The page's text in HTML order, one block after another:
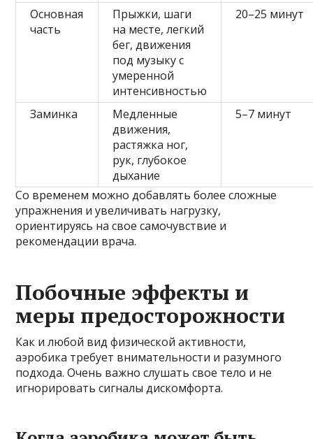
Основная
часть
Прыжки, шаги
на месте, легкий
бег, движения
под музыку с
умеренной
интенсивностью
20–25 минут
Заминка
Медленные
движения,
растяжка ног,
рук, глубокое
дыхание
5–7 минут
Со временем можно добавлять более сложные
упражнения и увеличивать нагрузку,
ориентируясь на свое самочувствие и
рекомендации врача.
Побочные эффекты и
меры предосторожности
Как и любой вид физической активности,
аэробика требует внимательности и разумного
подхода. Очень важно слушать свое тело и не
игнорировать сигналы дискомфорта.